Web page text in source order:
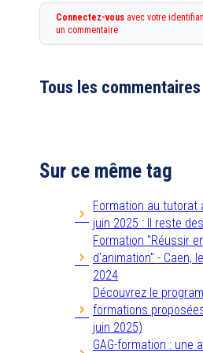
Connectez-vous avec votre
un commentaire
Tous les commentaires
Sur ce même tag
Formation au tutorat
juin 2025 : Il reste
Formation "Réussir
d'animation" - Caen,
2024
Découvrez le
formations
juin 2025)
GAG-formation : une